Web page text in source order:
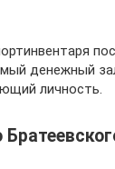
денежный
личность.